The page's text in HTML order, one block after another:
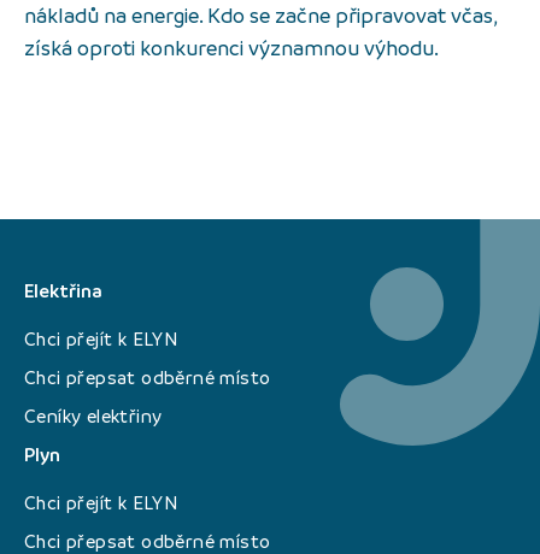
nákladů na energie. Kdo se začne připravovat včas,
získá oproti konkurenci významnou výhodu.
Elektřina
Chci přejít k ELYN
Chci přepsat odběrné místo
Ceníky elektřiny
Plyn
Chci přejít k ELYN
Chci přepsat odběrné místo